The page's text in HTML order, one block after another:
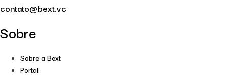
contato@bext.vc
Sobre
Sobre a Bext
Portal